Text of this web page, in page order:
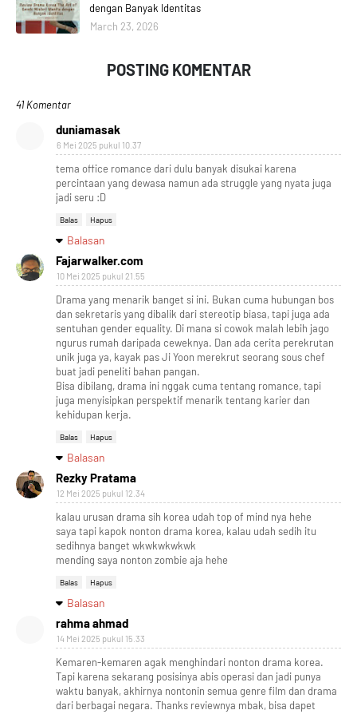
dengan Banyak Identitas
March 23, 2026
POSTING KOMENTAR
41 Komentar
duniamasak
6 Mei 2025 pukul 10.37
tema office romance dari dulu banyak disukai karena
percintaan yang dewasa namun ada struggle yang nyata juga
jadi seru :D
Balas Hapus
Balasan
Fajarwalker.com
10 Mei 2025 pukul 21.55
Drama yang menarik banget si ini. Bukan cuma hubungan bos
dan sekretaris yang dibalik dari stereotip biasa, tapi juga ada
sentuhan gender equality. Di mana si cowok malah lebih jago
ngurus rumah daripada ceweknya. Dan ada cerita perekrutan
unik juga ya, kayak pas Ji Yoon merekrut seorang sous chef
buat jadi peneliti bahan pangan.
Bisa dibilang, drama ini nggak cuma tentang romance, tapi
juga menyisipkan perspektif menarik tentang karier dan
kehidupan kerja.
Balas Hapus
Balasan
Rezky Pratama
12 Mei 2025 pukul 12.34
kalau urusan drama sih korea udah top of mind nya hehe
saya tapi kapok nonton drama korea, kalau udah sedih itu
sedihnya banget wkwkwkwkwk
mending saya nonton zombie aja hehe
Balas Hapus
Balasan
rahma ahmad
14 Mei 2025 pukul 15.33
Kemaren-kemaren agak menghindari nonton drama korea.
Tapi karena sekarang posisinya abis operasi dan jadi punya
waktu banyak, akhirnya nontonin semua genre film dan drama
dari berbagai negara. Thanks reviewnya mbak, bisa dapet